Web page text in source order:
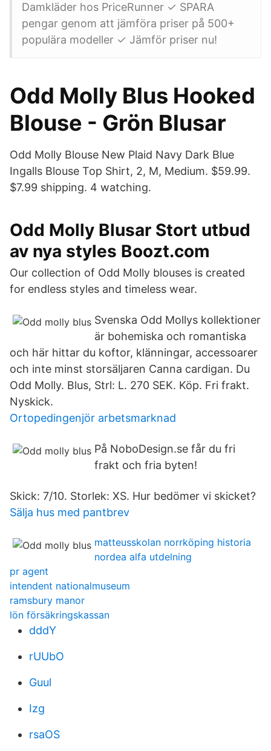
Damkläder hos PriceRunner ✓ SPARA
pengar genom att jämföra priser på 500+
populära modeller ✓ Jämför priser nu!
Odd Molly Blus Hooked
Blouse - Grön Blusar
Odd Molly Blouse New Plaid Navy Dark Blue
Ingalls Blouse Top Shirt, 2, M, Medium. $59.99.
$7.99 shipping. 4 watching.
Odd Molly Blusar Stort utbud
av nya styles Boozt.com
Our collection of Odd Molly blouses is created
for endless styles and timeless wear.
Svenska Odd Mollys kollektioner
är bohemiska och romantiska
och här hittar du koftor, klänningar, accessoarer
och inte minst storsäljaren Canna cardigan. Du
Odd Molly. Blus, Strl: L. 270 SEK. Köp. Fri frakt.
Nyskick.
Ortopedingenjör arbetsmarknad
På NoboDesign.se får du fri
frakt och fria byten!
Skick: 7/10. Storlek: XS. Hur bedömer vi skicket?
Sälja hus med pantbrev
matteusskolan norrköping historia
nordea alfa utdelning
pr agent
intendent nationalmuseum
ramsbury manor
lön försäkringskassan
dddY
rUUbO
Guul
Izg
rsaOS